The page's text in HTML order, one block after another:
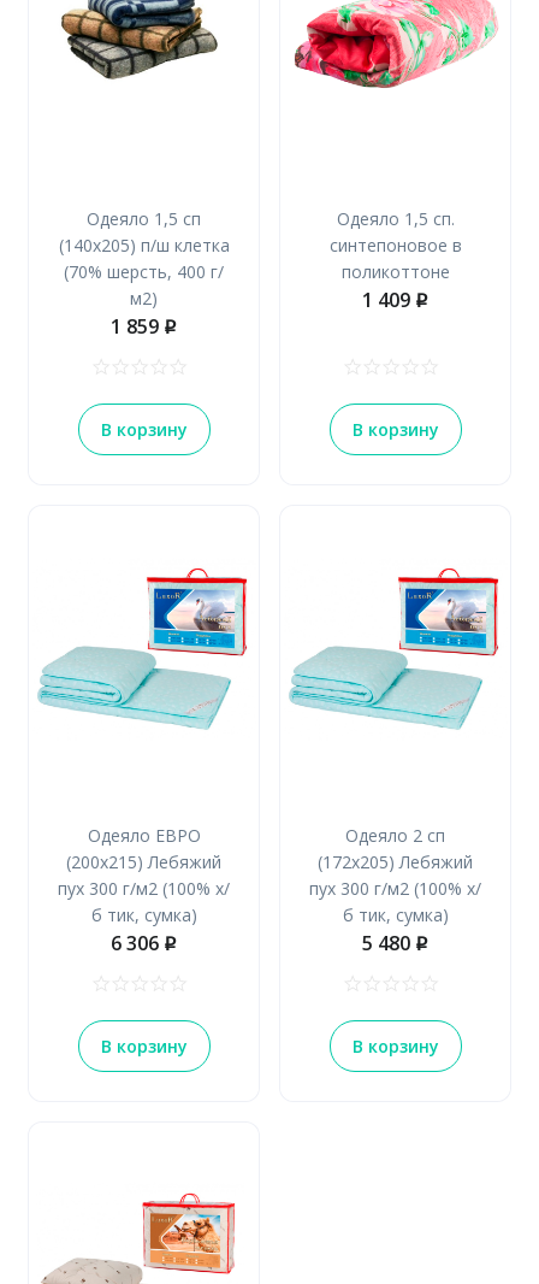
Одеяло 1,5 сп
(140х205) п/ш клетка
(70% шерсть, 400 г/
м2)
1 859 p
В корзину
Одеяло 1,5 сп.
синтепоновое в
поликоттоне
1 409 p
В корзину
Одеяло ЕВРО
(200х215) Лебяжий
пух 300 г/м2 (100% х/
б тик, сумка)
6 306 p
В корзину
Одеяло 2 сп
(172х205) Лебяжий
пух 300 г/м2 (100% х/
б тик, сумка)
5 480 p
В корзину